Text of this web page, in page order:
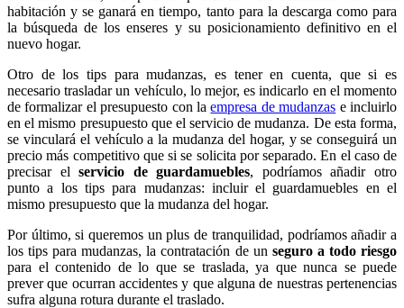
habitación y se ganará en tiempo, tanto para la descarga como para
la búsqueda de los enseres y su posicionamiento definitivo en el
nuevo hogar.
Otro de los tips para mudanzas, es tener en cuenta, que si es
necesario trasladar un vehículo, lo mejor, es indicarlo en el momento
de formalizar el presupuesto con laempresa de mudanzas e incluirlo
en el mismo presupuesto que el servicio de mudanza. De esta forma,
se vinculará el vehículo a la mudanza del hogar, y se conseguirá un
precio más competitivo que si se solicita por separado. En el caso de
precisar elservicio de guardamuebles, podríamos añadir otro
punto a los tips para mudanzas: incluir el guardamuebles en el
mismo presupuesto que la mudanza del hogar.
Por último, si queremos un plus de tranquilidad, podríamos añadir a
los tips para mudanzas, la contratación de un seguro a todo riesgo
para el contenido de lo que se traslada, ya que nunca se puede
prever que ocurran accidentes y que alguna de nuestras pertenencias
sufra alguna rotura durante el traslado.